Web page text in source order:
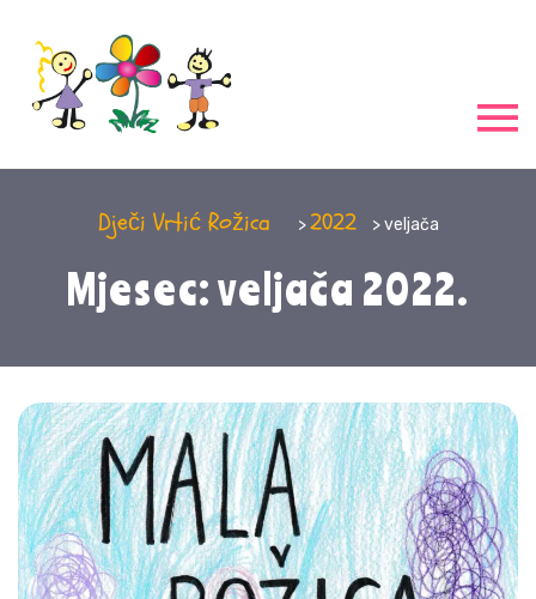
Dječi Vrtić Rožica >2022 > veljača
Mjesec: veljača 2022.